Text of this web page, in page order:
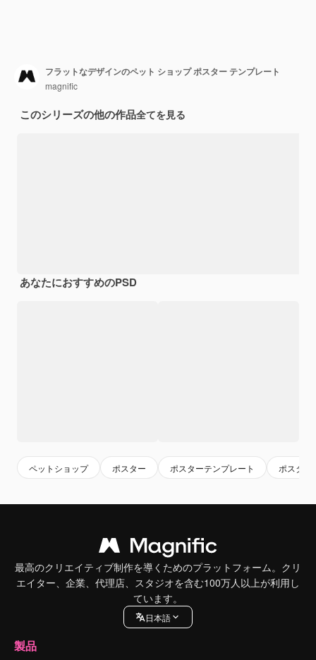
フラットなデザインのペット ショップ ポスター テンプレート
magnific
このシリーズの他の作品全てを見る
あなたにおすすめのPSD
ペットショップ ポスター ポスターテンプレート ポスター
最高のクリエイティブ制作を導くためのプラットフォーム。クリ
エイター、企業、代理店、スタジオを含む100万人以上が利用し
ています。
日本語
製品